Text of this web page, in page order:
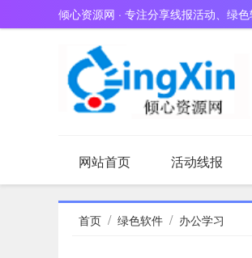
倾心资源网 · 专注分享线报活动、绿
网站首页 活动线报
首页 / 绿色软件 / 办公学习